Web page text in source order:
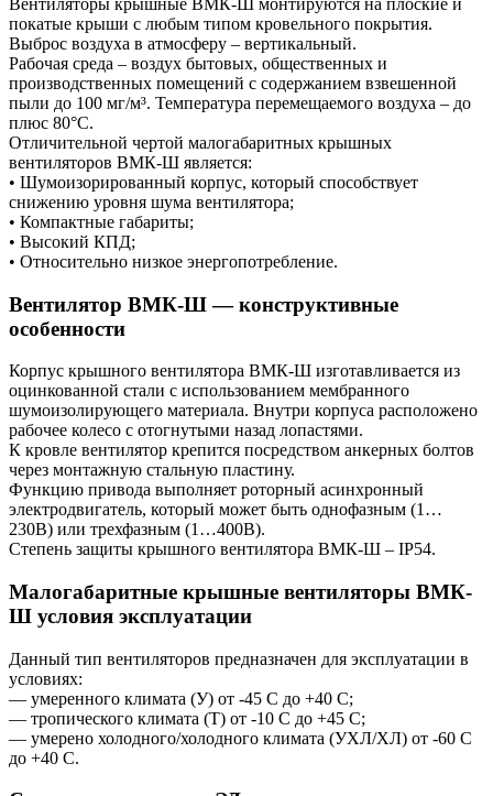
покатые крыши с любым типом кровельного покрытия.
Выброс воздуха в атмосферу – вертикальный.
Рабочая среда – воздух бытовых, общественных и
производственных помещений с содержанием взвешенной
пыли до 100 мг/м³. Температура перемещаемого воздуха – до
плюс 80°С.
Отличительной чертой малогабаритных крышных
вентиляторов ВМК-Ш является:
• Шумоизорированный корпус, который способствует
снижению уровня шума вентилятора;
• Компактные габариты;
• Высокий КПД;
• Относительно низкое энергопотребление.
Вентилятор ВМК-Ш — конструктивные
особенности
Корпус крышного вентилятора ВМК-Ш изготавливается из
оцинкованной стали с использованием мембранного
шумоизолирующего материала. Внутри корпуса расположено
рабочее колесо с отогнутыми назад лопастями.
К кровле вентилятор крепится посредством анкерных болтов
через монтажную стальную пластину.
Функцию привода выполняет роторный асинхронный
электродвигатель, который может быть однофазным (1…
230В) или трехфазным (1…400В).
Степень защиты крышного вентилятора ВМК-Ш – IP54.
Малогабаритные крышные вентиляторы ВМК-
Ш условия эксплуатации
Данный тип вентиляторов предназначен для эксплуатации в
условиях:
— умеренного климата (У) от -45 С до +40 С;
— тропического климата (Т) от -10 С до +45 С;
— умерено холодного/холодного климата (УХЛ/ХЛ) от -60 С
до +40 С.